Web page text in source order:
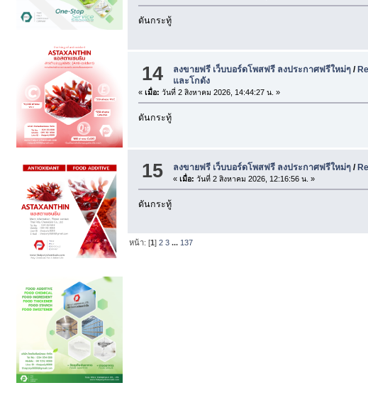
ดันกระทู้
14 ลงขายฟรี เว็บบอร์ดโพสฟรี ลงประกาศฟรีใหม่ๆ /
และโกดัง
« เมื่อ: วันที่ 2 สิงหาคม 2026, 14:44:27 น. »
ดันกระทู้
15 ลงขายฟรี เว็บบอร์ดโพสฟรี ลงประกาศฟรีใหม่ๆ /
«เมื่อ: วันที่ 2 สิงหาคม 2026, 12:16:56 น. »
ดันกระทู้
หน้า: [1]2 3 ... 137